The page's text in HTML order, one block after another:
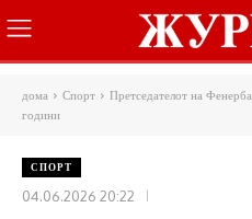
дома Спорт
Претседателот на
години
СПОРТ
04.06.2026 20:22